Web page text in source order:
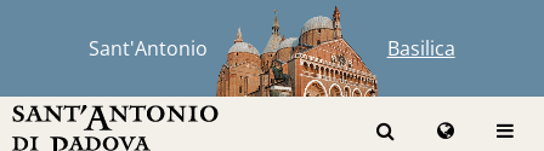
Sant'Antonio Basilica